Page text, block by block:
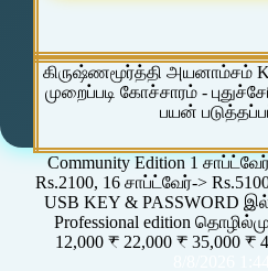
கிருஷ்ணமூர்த்தி அயனாம்சம்
முறைப்படி கோச்சாரம் -
பயன்
Community Edition 1
Rs.2100, 16 சாப்ட்வேர்->
USB KEY & PASSWORD
Professional edition
12,000 ₹ 22,000 ₹ 35,000